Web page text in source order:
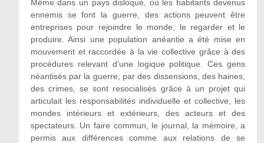
Même dans un pays disloqué, où les habitants devenus
ennemis se font la guerre, des actions peuvent être
entreprises pour rejoindre le monde, le regarder et le
produire. Ainsi une population anéantie a été mise en
mouvement et raccordée à la vie collective grâce à des
procédures relevant d’une logique politique. Ces gens
néantisés par la guerre, par des dissensions, des haines,
des crimes, se sont resocialisés grâce à un projet qui
articulait les responsabilités individuelle et collective, les
mondes intérieurs et extérieurs, des acteurs et des
spectateurs. Un faire commun, le journal, la mémoire, a
permis aux différences comme aux relations de se